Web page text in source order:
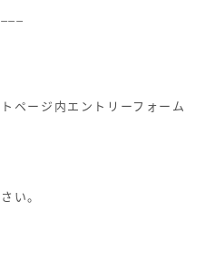
ページ内エントリーフォーム
い。